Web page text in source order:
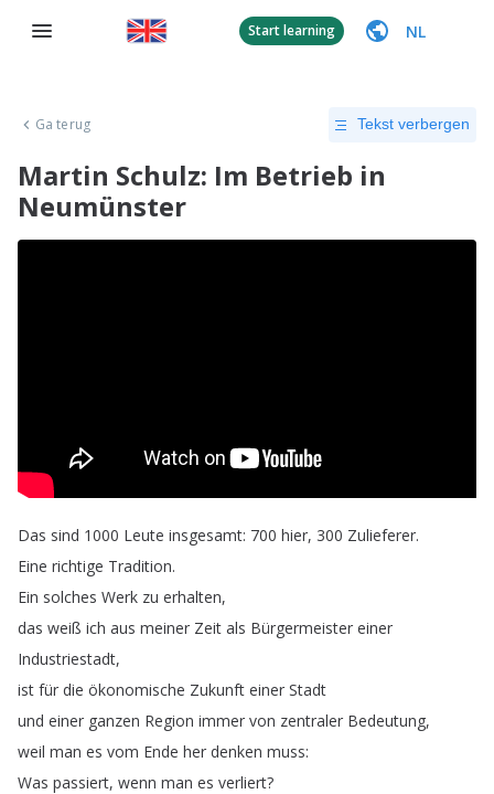
Start learning NL
Ga terug Tekst verbergen
Martin Schulz: Im Betrieb in
Neumünster
Das sind 1000 Leute insgesamt: 700 hier, 300 Zulieferer.
Eine richtige Tradition.
Ein solches Werk zu erhalten,
das weiß ich aus meiner Zeit als Bürgermeister einer
Industriestadt,
ist für die ökonomische Zukunft einer Stadt
und einer ganzen Region immer von zentraler Bedeutung,
weil man es vom Ende her denken muss:
Was passiert, wenn man es verliert?